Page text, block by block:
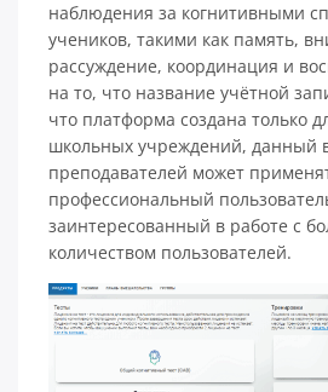
наблюдения за когнитивными
учеников, такими как память,
рассуждение, координация и
на то, что название учётной
что платформа создана только
школьных учреждений, данный
преподавателей может
профессиональный
заинтересованный в работе с
количеством пользователей.